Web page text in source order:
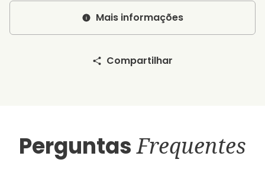
Mais informações
Compartilhar
PerguntasFrequentes